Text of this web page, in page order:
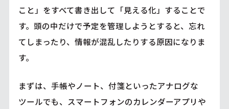
こと」をすべて書き出して「見える化」することで
す。頭の中だけで予定を管理しようとすると、忘れ
てしまったり、情報が混乱したりする原因になりま
す。
まずは、手帳やノート、付箋といったアナログな
ツールでも、スマートフォンのカレンダーアプリや